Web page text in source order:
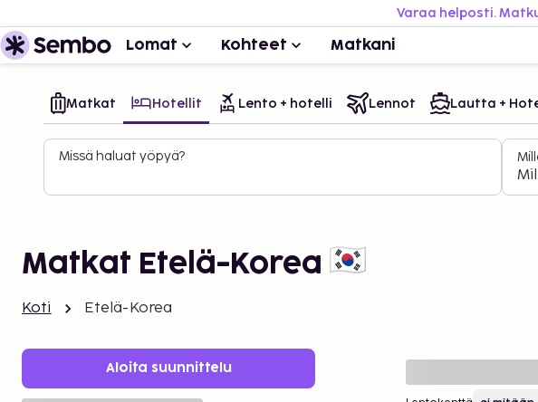
Varaa helposti.
Lomat Kohteet Matkani
Matkat Hotellit Lento + hotelli Lennot Lautta +
Missä haluat yöpyä?
Matkat Etelä-Korea
Koti Etelä-Korea
Aloita suunnittelu